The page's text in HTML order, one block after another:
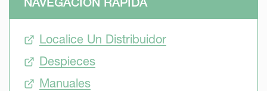
Localice Un Distribuidor
Despieces
Manuales